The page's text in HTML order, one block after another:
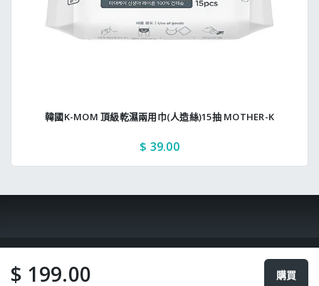
$ 199.00 購買
韓國K-MOM 頂級乾濕兩用巾(人造絲)15抽 MOTHER-K
$ 39.00
Copyright © 2024 SeanTheme. All rights reserved.